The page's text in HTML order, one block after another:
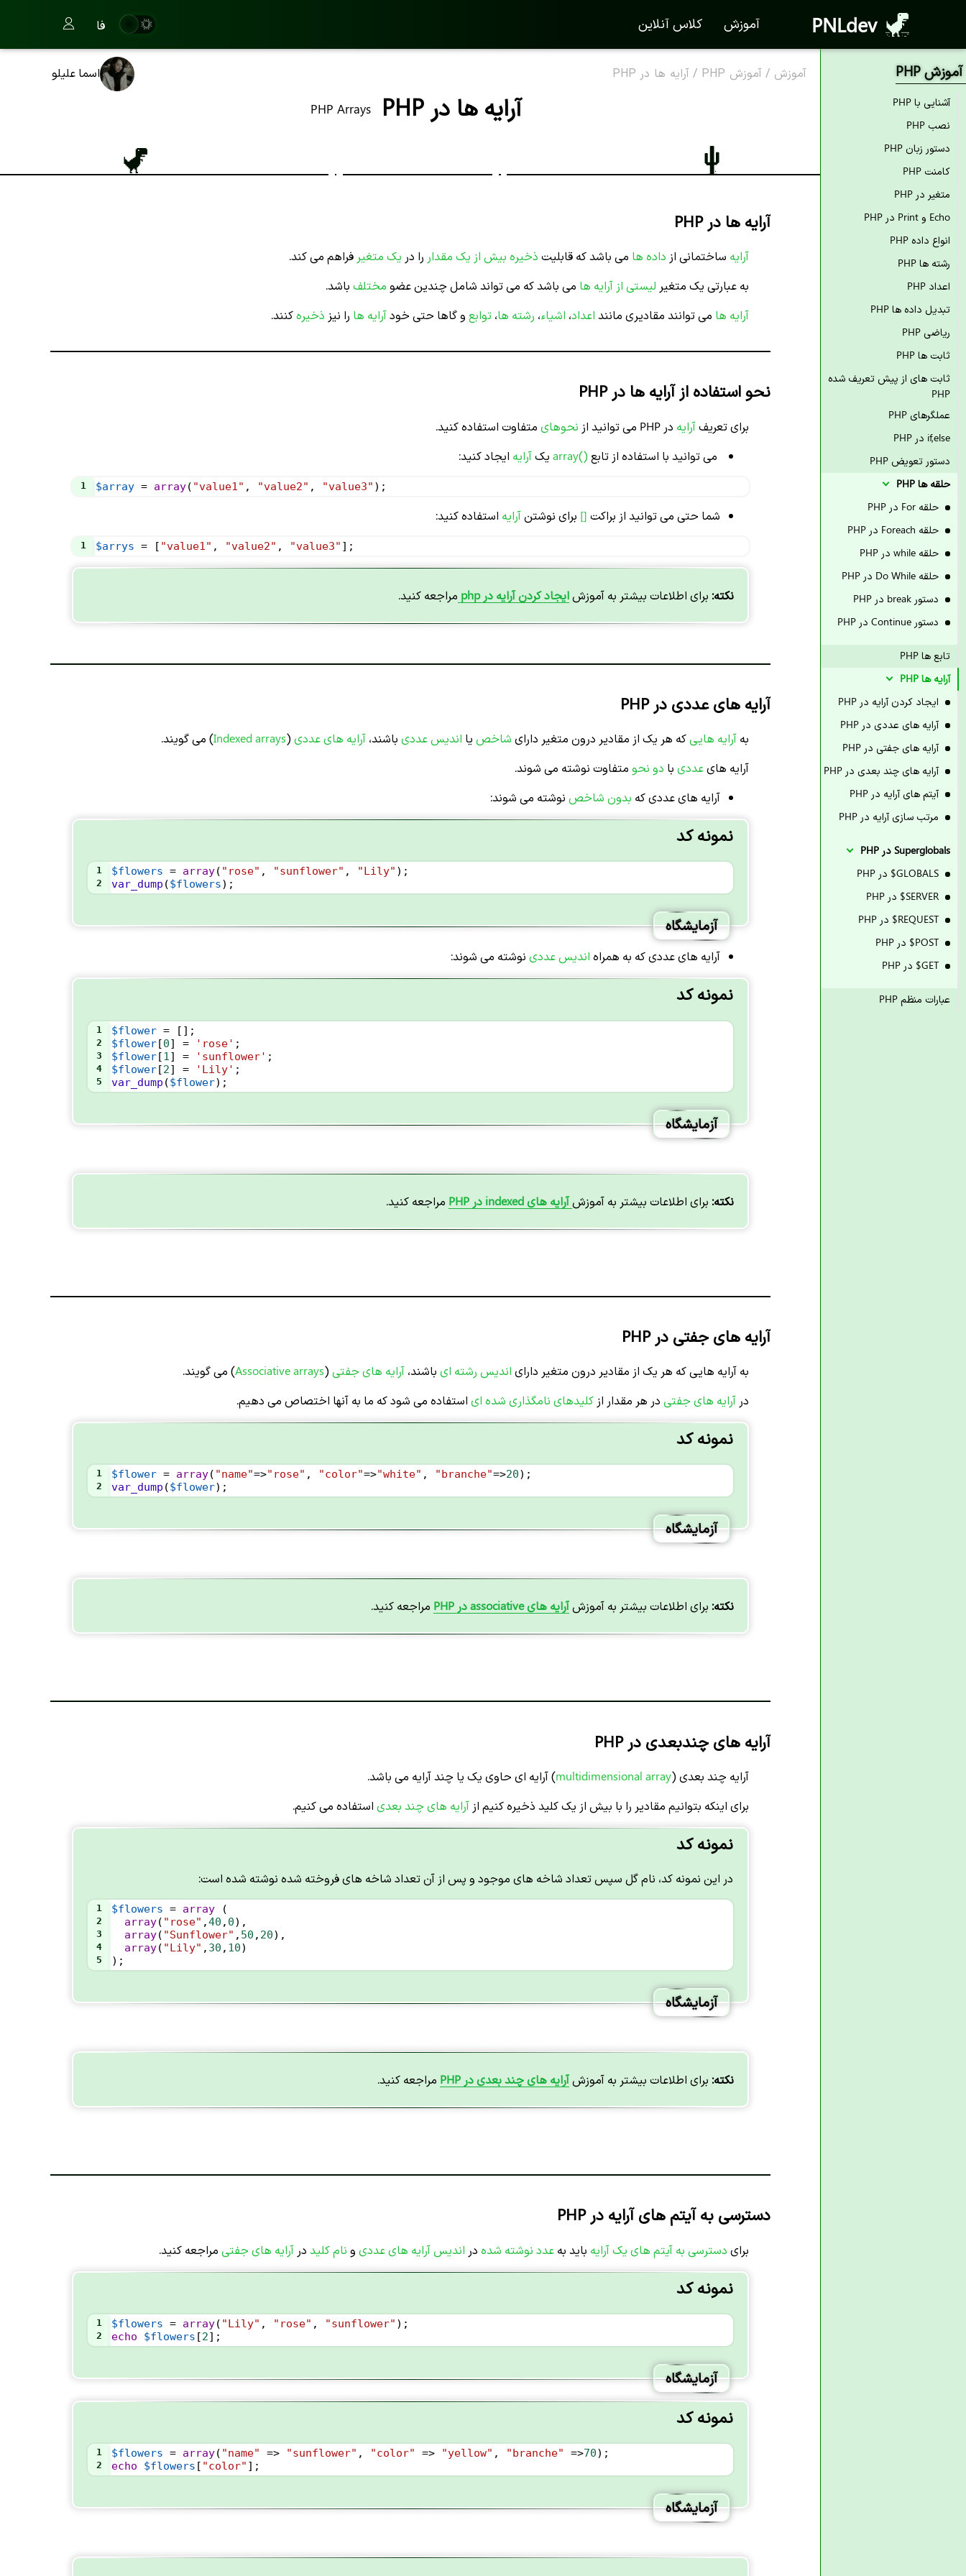
PNLdev آموزش کلاس آنلاین فا
اسما علیلو آموزش / آموزش PHP / آرایه ها در PHP
آرایه ها در PHP PHP Arrays
آرایه ها در PHP
آرایه ساختمانی از داده ها می باشد که قابلیت ذخیره بیش از یک مقدار را در یک متغیر فراهم می کند.
به عبارتی یک متغیر لیستی از آرایه ها می باشد که می تواند شامل چندین عضو مختلفباشد.
آرایه ها می توانند مقادیری مانند اعداد، اشیاء، رشته ها، توابع و گاها حتی خودآرایه ها را نیز ذخیرهکنند.
نحو استفاده از آرایه ها در PHP
برای تعریفآرایه در PHP می توانید از نحوهای متفاوت استفاده کنید.
می توانیدبا استفاده از تابع ()array یکآرایه ایجاد کنید:
1 $array = array( "value1" , "value2" , "value3" );
شما حتی می توانید از براکت [] برای نوشتن آرایه استفاده کنید:
1 $arrys = [ "value1" , "value2" , "value3" ];
نکته: برای اطلاعات بیشتر به آموزش ایجاد کردن آرایه در php مراجعه کنید.
آرایه های عددی در PHP
به آرایه هایی که هر یک از مقادیر درون متغیر دارای شاخص یا اندیس عددیباشند، آرایه های عددی(
Indexed arrays) می گویند.
آرایه هایعددی با دو نحومتفاوت نوشته می شوند.
آرایه های عددی که بدون شاخص نوشته می شوند:
نمونه کد
1 $flowers = array( "rose" , "sunflower" , "Lily" );
2 var_dump ($flowers);
آزمایشگاه
آرایه های عددی که به همراهاندیس عددینوشته می شوند:
نمونه کد
1 $flower = [];
2 $flower[0] = 'rose' ;
3 $flower[1 ] = 'sunflower' ;
4 $flower[2] = 'Lily' ;
5 var_dump ($flower);
آزمایشگاه
نکته: برای اطلاعات بیشتر به آموزشآرایه های indexed در PHP مراجعه کنید.
آرایه های جفتی در PHP
به آرایه هایی که هر یک از مقادیر درون متغیر دارایاندیس رشته ایباشند، آرایه های جفتی (
Associative arrays) می گویند.
در آرایه های جفتی در هر مقدار از کلیدهای نامگذاری شده ایاستفاده می شود که ما به آنها اختصاص می دهیم.
نمونه کد
1 $flower = array( "name"=>"rose" , "color"=>"white" , "branche"=>20);
2 var_dump ($flower);
آزمایشگاه
نکته: برای اطلاعات بیشتر به آموزشآرایه های associative در PHP مراجعه کنید.
آرایه های چندبعدی در PHP
آرایه چند بعدی (multidimensional array) آرایه ای حاوی یک یا چند آرایه می باشد.
برای اینکه بتوانیم مقادیر را با بیش از یک کلید ذخیره کنیم از آرایه های چند بعدی استفاده می کنیم.
نمونه کد
در این نمونه کد، نام گل سپس تعداد شاخه های موجود و پس از آن تعداد شاخه های فروخته شده نوشته شده است:
1 $flowers = array (
2 array( "rose" ,40 , 0),
3 array( "Sunflower" , 50 , 20),
4 array( "Lily" , 30 , 10)
5 );
آزمایشگاه
نکته: برای اطلاعات بیشتر به آموزشآرایه های چند بعدی در PHP مراجعه کنید.
دسترسی به آیتم های آرایه در PHP
برای دسترسی به آیتم های یک آرایه باید به عدد نوشته شده در اندیس آرایه های عددیونام کلیددر آرایه های جفتی مراجعه کنید.
نمونه کد
1 $flowers = array( "Lily" , "rose" , "sunflower" );
2 echo $flowers [2];
آزمایشگاه
نمونه کد
1 $flowers = array( "name" => "sunflower" , "color" => "yellow" , "branche" =>70);
2 echo $flowers [ "color" ];
آزمایشگاه
آموزش PHP
آشنایی با PHP
نصب PHP
دستور زبان PHP
کامنت PHP
متغیر در PHP
Echo و Print در PHP
انواع داده PHP
رشته ها PHP
اعداد PHP
تبدیل داده ها PHP
ریاضی PHP
ثابت ها PHP
ثابت های از پیش تعریف شده
PHP
عملگرهای PHP
if,else در PHP
دستور تعویض PHP
حلقه ها PHP
حلقه For در PHP
حلقه Foreach در PHP
حلقه while در PHP
حلقه Do While در PHP
دستور break در PHP
دستور Continue در PHP
تابع ها PHP
آرایه ها PHP
ایجاد کردن آرایه در PHP
آرایه های عددی در PHP
آرایه های جفتی در PHP
آرایه های چند بعدی در PHP
آیتم های آرایه در PHP
مرتب سازی آرایه در PHP
Superglobals در PHP
عبارات منظم PHP